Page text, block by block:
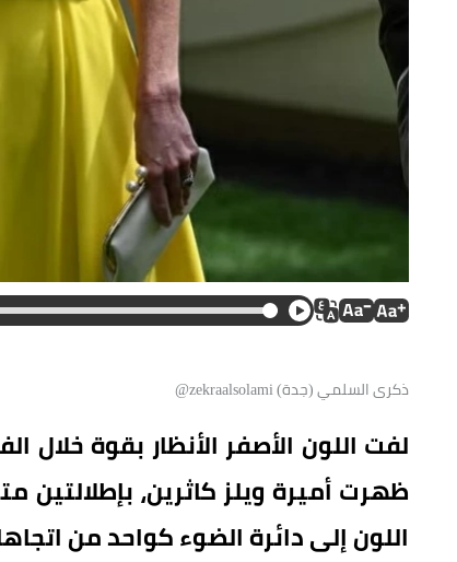
ذكرى السلمي (جدة) zekraalsolami@
لفت اللون الأصفر الأنظار بقوة خلال
ظهرت أميرة ويلز كاثرين، بإطلالتين
اللون إلى دائرة الضوء كواحد من